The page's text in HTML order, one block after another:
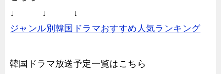
↓ ↓ ↓
ジャンル別韓国ドラマおすすめ人気ランキング
韓国ドラマ放送予定一覧はこちら